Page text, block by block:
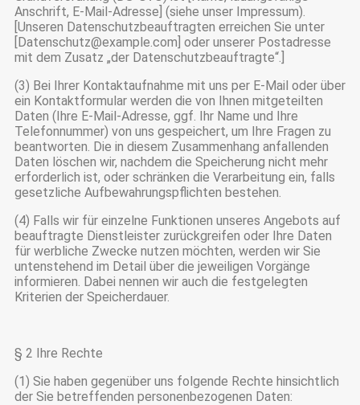
Anschrift, E-Mail-Adresse] (siehe unser Impressum).
[Unseren Datenschutzbeauftragten erreichen Sie unter
[Datenschutz@example.com] oder unserer Postadresse
mit dem Zusatz „der Datenschutzbeauftragte“.]
(3) Bei Ihrer Kontaktaufnahme mit uns per E-Mail oder über
ein Kontaktformular werden die von Ihnen mitgeteilten
Daten (Ihre E-Mail-Adresse, ggf. Ihr Name und Ihre
Telefonnummer) von uns gespeichert, um Ihre Fragen zu
beantworten. Die in diesem Zusammenhang anfallenden
Daten löschen wir, nachdem die Speicherung nicht mehr
erforderlich ist, oder schränken die Verarbeitung ein, falls
gesetzliche Aufbewahrungspflichten bestehen.
(4) Falls wir für einzelne Funktionen unseres Angebots auf
beauftragte Dienstleister zurückgreifen oder Ihre Daten
für werbliche Zwecke nutzen möchten, werden wir Sie
untenstehend im Detail über die jeweiligen Vorgänge
informieren. Dabei nennen wir auch die festgelegten
Kriterien der Speicherdauer.
§ 2 Ihre Rechte
(1) Sie haben gegenüber uns folgende Rechte hinsichtlich
der Sie betreffenden personenbezogenen Daten: